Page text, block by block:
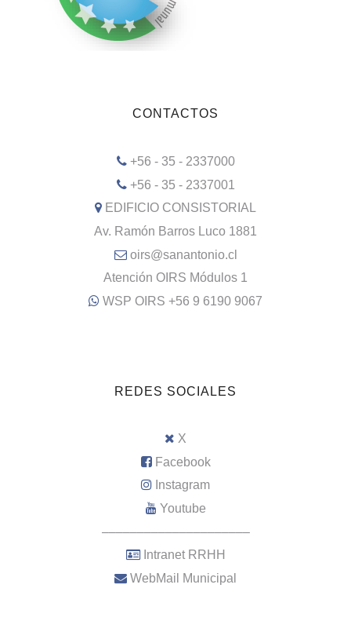
CONTACTOS
+56 - 35 - 2337000
+56 - 35 - 2337001
EDIFICIO CONSISTORIAL
Av. Ramón Barros Luco 1881
oirs@sanantonio.cl
Atención OIRS Módulos 1
WSP OIRS +56 9 6190 9067
REDES SOCIALES
X
Facebook
Instagram
Youtube
–––––––––––––––––––––
Intranet RRHH
WebMail Municipal